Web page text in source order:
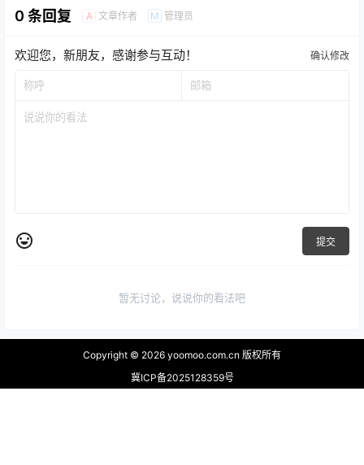
0 条回复 A 文章作者 M 管理员
欢迎您，新朋友，感谢参与互动！ 确认修改
提交
暂无讨论，说说你的看法吧
Copyright © 2026 yoomoo.com.cn 版权所有
冀ICP备2025128359号